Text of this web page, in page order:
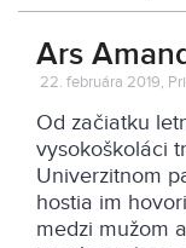
Ars
22. februára 2019,
Od začiatku
vysokoškoláci
Univerzitnom
hostia im
medzi mužom